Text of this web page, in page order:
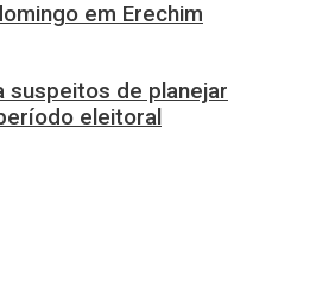
em Erechim
suspeitos de planejar
eleitoral